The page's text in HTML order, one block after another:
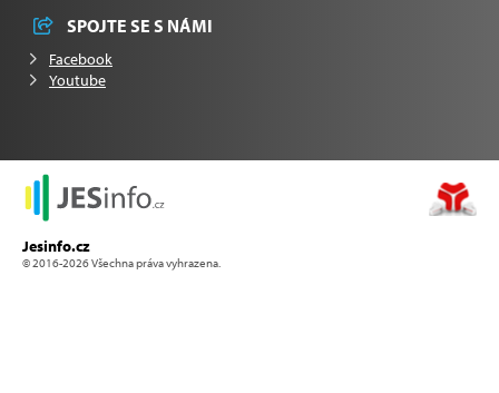
SPOJTE SE S NÁMI
Facebook
Youtube
Jesinfo.cz
© 2016-2026 Všechna práva vyhrazena.